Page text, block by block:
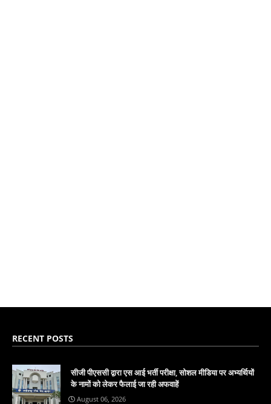
RECENT POSTS
सीजी पीएससी द्वारा एस आई भर्ती परीक्षा, सोशल मीडिया पर अभ्यर्थियों
के नामों को लेकर फैलाई जा रही अफवाहें
August 06, 2026